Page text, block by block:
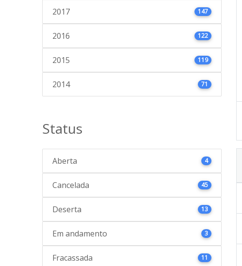
2017 147
2016 122
2015 119
2014 71
Status
Aberta 4
Cancelada 45
Deserta 13
Em andamento 3
Fracassada 11